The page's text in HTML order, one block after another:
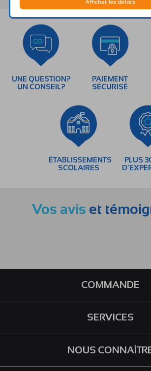
UNE QUESTION?
UN CONSEIL?
PAIEMENT
SÉCURISÉ
ÉTABLISSEMENTS
SCOLAIRES
PLUS
Vos avis et
COMMANDE
SERVICES
NOUS